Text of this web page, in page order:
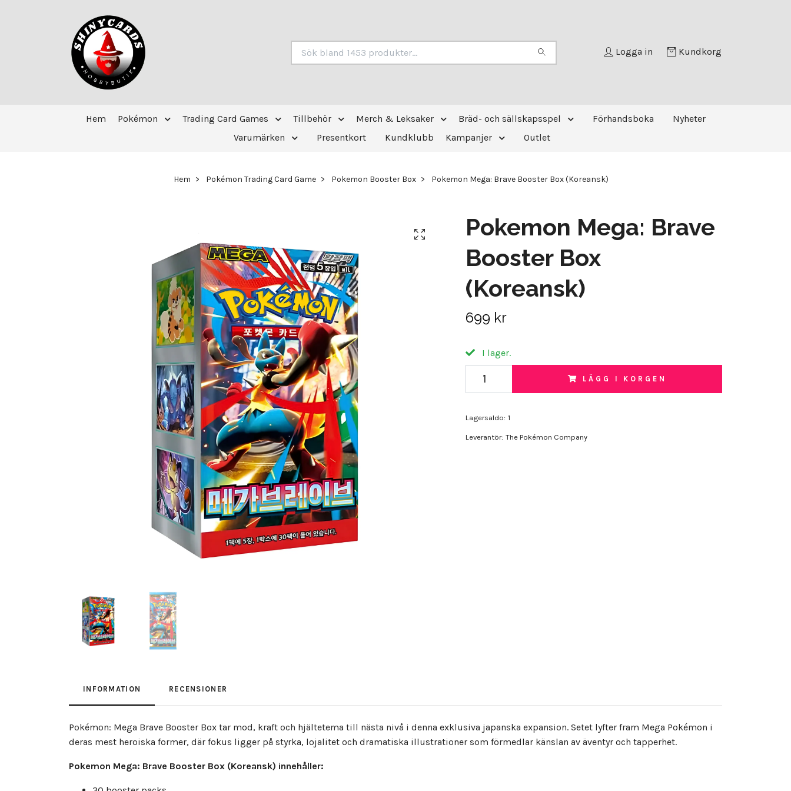
Logga in Kundkorg
Hem Pokémon Trading Card Games Tillbehör Merch & Leksaker Bräd- och sällskapsspel Förhandsboka
Nyheter
Varumärken
Presentkort Kundklubb Kampanjer Outlet
Hem Pokémon Trading Card Game Pokemon Booster Box Pokemon Mega: Brave Booster Box (Koreansk)
Pokemon Mega: Brave
Booster Box
(Koreansk)
699 kr
I lager.
LÄGG I KORGEN
Lagersaldo: 1
Leverantör: The Pokémon Company
INFORMATION RECENSIONER
Pokémon: Mega Brave Booster Box tar mod, kraft och hjältetema till nästa nivå i denna exklusiva japanska expansion. Setet lyfter fram Mega Pokémon i
deras mest heroiska former, där fokus ligger på styrka, lojalitet och dramatiska illustrationer som förmedlar känslan av äventyr och tapperhet.
Pokemon Mega: Brave Booster Box (Koreansk) innehåller: